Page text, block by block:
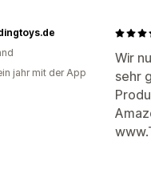
Wir
sehr
jahr mit der App